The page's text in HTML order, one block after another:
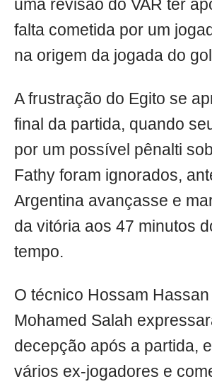
uma revisão do VAR ter
falta cometida por um
na origem da jogada do
A frustração do Egito se
final da partida, quando
por um possível pênalti
Fathy foram ignorados,
Argentina avançasse e
da vitória aos 47 minutos
tempo.
O técnico Hossam
Mohamed Salah
decepção após a partida,
vários ex-jogadores e